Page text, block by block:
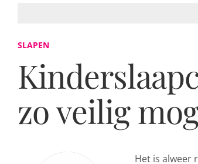
SLAPEN
zo veilig
Het is alweer